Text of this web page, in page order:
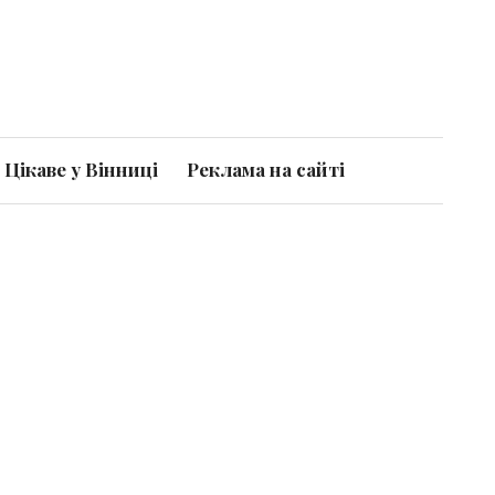
Цікаве у Вінниці Реклама на сайті